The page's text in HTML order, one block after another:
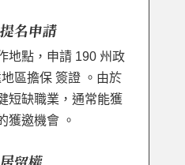
名申請
地點，申請 190 州政
區擔保 簽證 。由於
短缺職業，通常能獲
獲邀機會 。
留權